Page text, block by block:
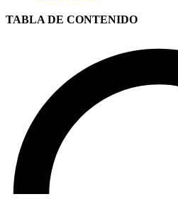
TABLA DE CONTENIDO